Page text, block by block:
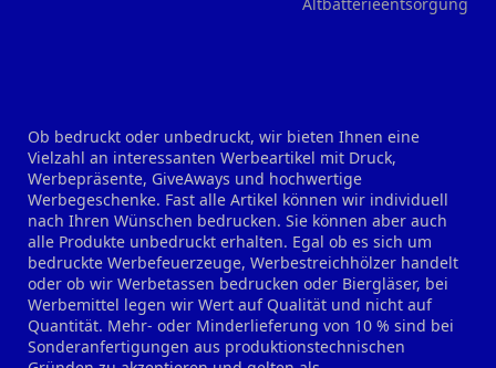
Ob bedruckt oder unbedruckt, wir bieten Ihnen eine
Vielzahl an interessanten Werbeartikel mit Druck,
Werbepräsente, GiveAways und hochwertige
Werbegeschenke. Fast alle Artikel können wir individuell
nach Ihren Wünschen bedrucken. Sie können aber auch
alle Produkte unbedruckt erhalten. Egal ob es sich um
bedruckte Werbefeuerzeuge, Werbestreichhölzer handelt
oder ob wir Werbetassen bedrucken oder Biergläser, bei
Werbemittel legen wir Wert auf Qualität und nicht auf
Quantität. Mehr- oder Minderlieferung von 10 % sind bei
Sonderanfertigungen aus produktionstechnischen